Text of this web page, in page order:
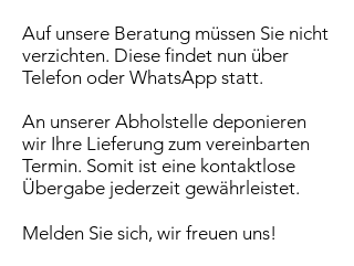
Auf unsere Beratung müssen Sie nicht
verzichten. Diese findet nun über
Telefon oder WhatsApp statt.
An unserer Abholstelle deponieren
wir Ihre Lieferung zum vereinbarten
Termin. Somit ist eine kontaktlose
Übergabe jederzeit gewährleistet.
Melden Sie sich, wir freuen uns!